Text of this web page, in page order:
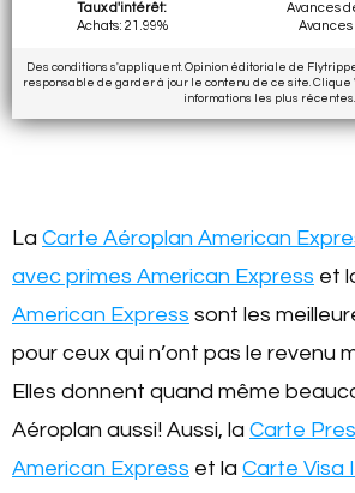
Taux d'intérêt:
Achats: 21.99%
Avances
Avances
Des conditions s'appliquent. Opinion éditoriale de
responsable de garder à jour le contenu de ce site. Clique
informations les plus récentes.
La Carte Aéroplan American
avec primes American Express et
American Express sont les
pour ceux qui n’ont pas le revenu
Elles donnent quand même
Aéroplan aussi! Aussi, la Carte
American Express et la Carte Visa